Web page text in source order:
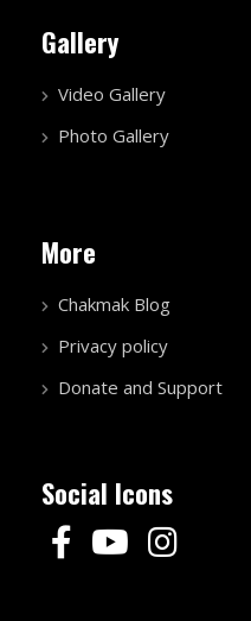
Gallery
Video Gallery
Photo Gallery
More
Chakmak Blog
Privacy policy
Donate and Support
Social Icons